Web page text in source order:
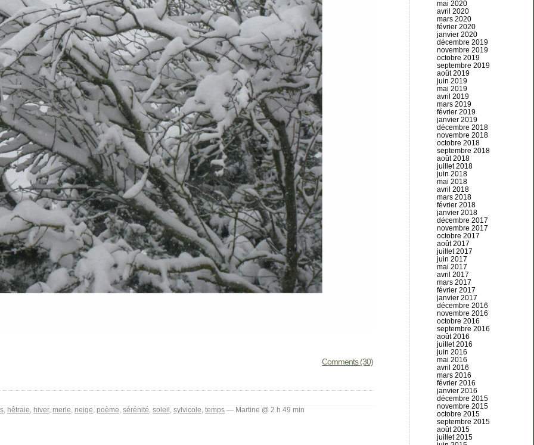
Comments (30)
, hêtraie, hiver, merle, neige, poème, sérénité, soleil , sylvicole, temps — Martine @ 2 h 49 min
mai 2020
avril 2020
mars 2020
février 2020
janvier 2020
décembre 2019
novembre 2019
octobre 2019
septembre 2019
août 2019
juin 2019
mai 2019
avril 2019
mars 2019
février 2019
janvier 2019
décembre 2018
novembre 2018
octobre 2018
septembre 2018
août 2018
juillet 2018
juin 2018
mai 2018
avril 2018
mars 2018
février 2018
janvier 2018
décembre 2017
novembre 2017
octobre 2017
août 2017
juillet 2017
juin 2017
mai 2017
avril 2017
mars 2017
février 2017
janvier 2017
décembre 2016
novembre 2016
octobre 2016
septembre 2016
août 2016
juillet 2016
juin 2016
mai 2016
avril 2016
mars 2016
février 2016
janvier 2016
décembre 2015
novembre 2015
octobre 2015
septembre 2015
août 2015
juillet 2015